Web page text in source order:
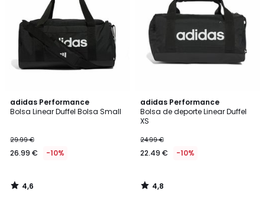
adidas Performance
Bolsa Linear Duffel Bolsa Small
29.99 €
26.99 € -10%
4,6
/ 5
4,6
/
adidas Performance
Bolsa de deporte Linear Duffel
XS
24.99 €
22.49 € -10%
4,8
/ 5
4,8
/